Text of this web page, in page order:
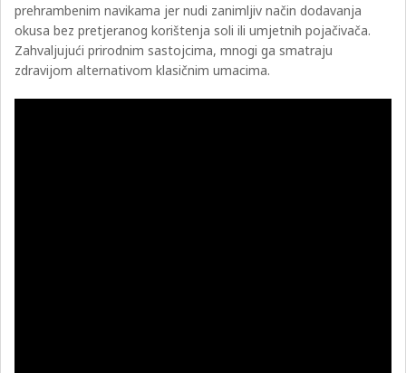
prehrambenim navikama jer nudi zanimljiv način dodavanja
okusa bez pretjeranog korištenja soli ili umjetnih pojačivača.
Zahvaljujući prirodnim sastojcima, mnogi ga smatraju
zdravijom alternativom klasičnim umacima.